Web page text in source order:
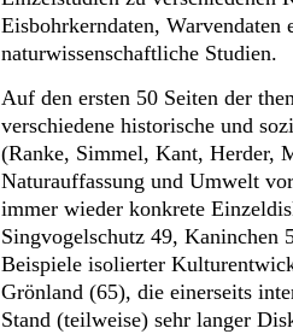
Eisbohrkerndaten, Warvendaten
naturwissenschaftliche Studien.
Auf den ersten 50 Seiten der
verschiedene historische und
(Ranke, Simmel, Kant, Herder,
Naturauffassung und Umwelt
immer wieder konkrete
Singvogelschutz 49, Kaninchen
Beispiele isolierter
Grönland (65), die einerseits
Stand (teilweise) sehr langer